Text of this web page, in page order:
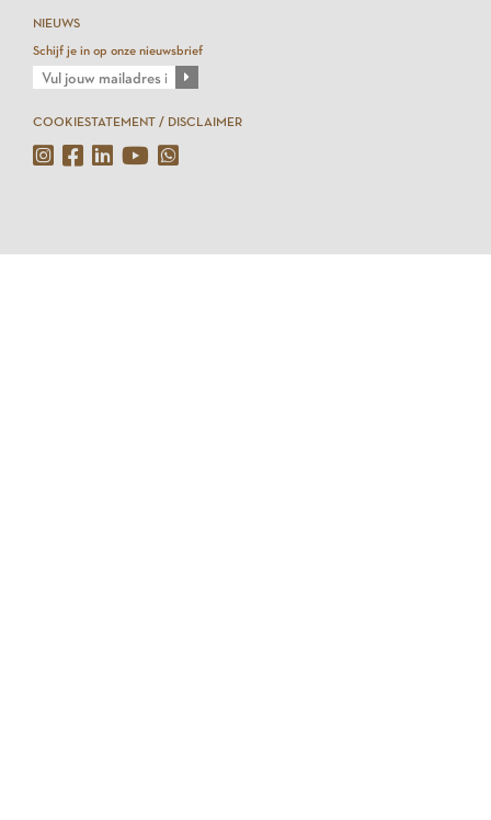
NIEUWS
Schijf je in op onze nieuwsbrief
COOKIESTATEMENT / DISCLAIMER